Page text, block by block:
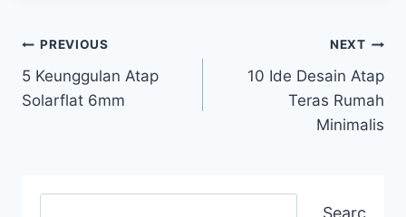
PREVIOUS
5 Keunggulan Atap
Solarflat 6mm
NEXT
10 Ide Desain Atap
Teras Rumah
Minimalis
Search